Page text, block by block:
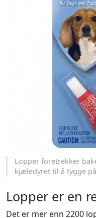
Lopper foretrekker
kjæledyret til å tygge
Lopper er en
Det er mer enn 2200